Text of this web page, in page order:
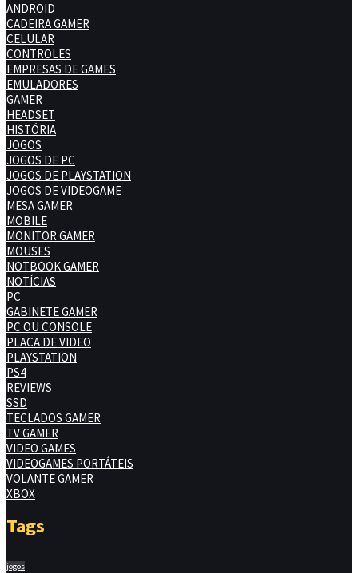
ANDROID
CADEIRA GAMER
CELULAR
CONTROLES
EMPRESAS DE GAMES
EMULADORES
GAMER
HEADSET
HISTÓRIA
JOGOS
JOGOS DE PC
JOGOS DE PLAYSTATION
JOGOS DE VIDEOGAME
MESA GAMER
MOBILE
MONITOR GAMER
MOUSES
NOTBOOK GAMER
NOTÍCIAS
PC
GABINETE GAMER
PC OU CONSOLE
PLACA DE VIDEO
PLAYSTATION
PS4
REVIEWS
SSD
TECLADOS GAMER
TV GAMER
VIDEO GAMES
VIDEOGAMES PORTÁTEIS
VOLANTE GAMER
XBOX
Tags
jogos